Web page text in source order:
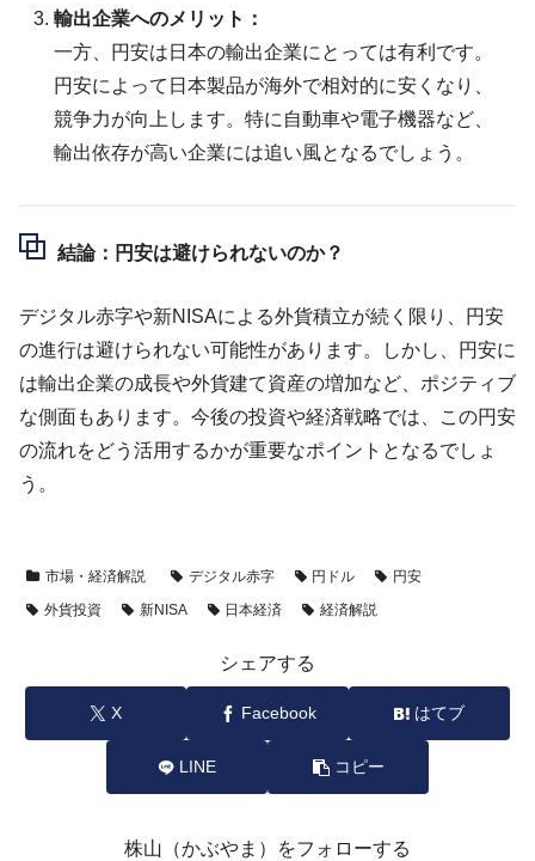
輸出企業へのメリット：
一方、円安は日本の輸出企業にとっては有利です。
円安によって日本製品が海外で相対的に安くなり、
競争力が向上します。特に自動車や電子機器など、
輸出依存が高い企業には追い風となるでしょう。
結論：円安は避けられないのか？
デジタル赤字や新NISAによる外貨積立が続く限り、円安
の進行は避けられない可能性があります。しかし、円安に
は輸出企業の成長や外貨建て資産の増加など、ポジティブ
な側面もあります。今後の投資や経済戦略では、この円安
の流れをどう活用するかが重要なポイントとなるでしょ
う。
市場・経済解説 デジタル赤字 円ドル
円安
外貨投資
新NISA 日本経済 経済解説
シェアする
X Facebook はてブ
LINE コピー
株山（かぶやま）をフォローする